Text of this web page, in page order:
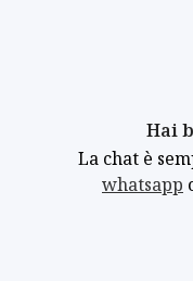
Hai
La chat è
whatsapp